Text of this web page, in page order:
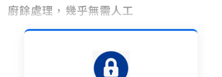
廚餘處理，幾乎無需人工